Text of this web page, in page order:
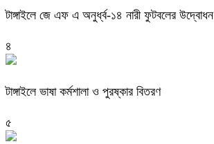
টাঙ্গাইলে জে এফ এ অনুর্ধ্ব-১৪ নারী ফুটবলের উদ্বোধন
৪
টাঙ্গাইলে ভাষা কর্মশালা ও পুরষ্কার বিতরণ
৫